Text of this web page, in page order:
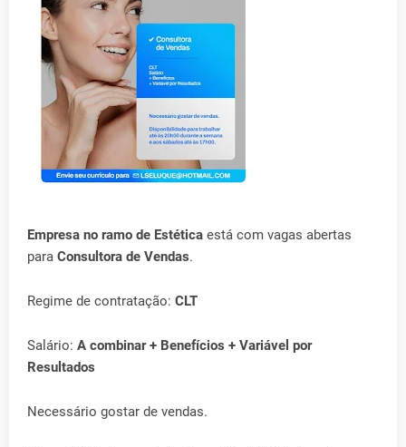
Empresa no ramo de Estética está com vagas abertas
para Consultora de Vendas.
Regime de contratação: CLT
Salário: A combinar + Benefícios + Variável por
Resultados
Necessário gostar de vendas.